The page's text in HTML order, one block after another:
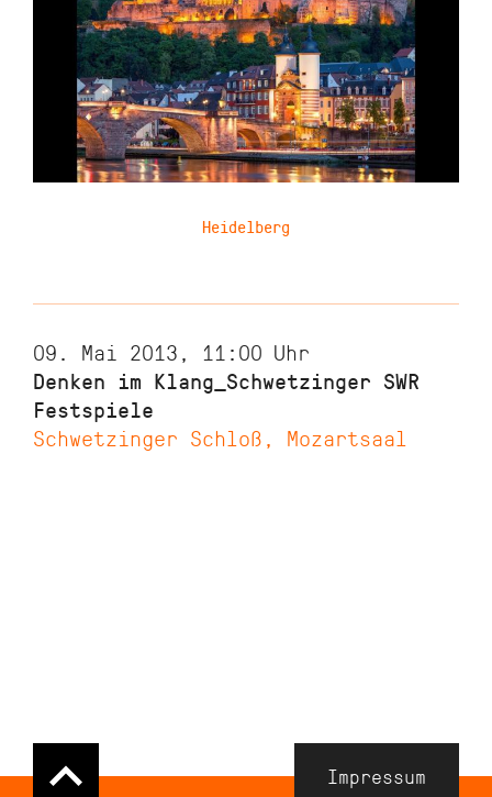
Heidelberg
09. Mai 2013, 11:00 Uhr
Denken im Klang_Schwetzinger SWR
Festspiele
Schwetzinger Schloß, Mozartsaal
Navigation
Impressum